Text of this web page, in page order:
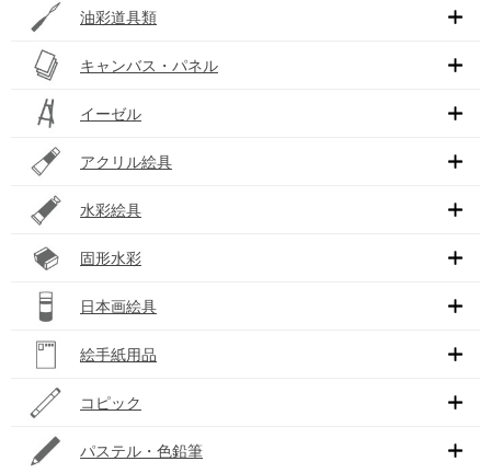
油彩道具類
キャンバス・パネル
イーゼル
アクリル絵具
水彩絵具
固形水彩
日本画絵具
絵手紙用品
コピック
パステル・色鉛筆